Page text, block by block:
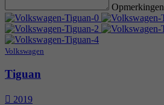
Opmerkingen
Volkswagen
Tiguan
2019